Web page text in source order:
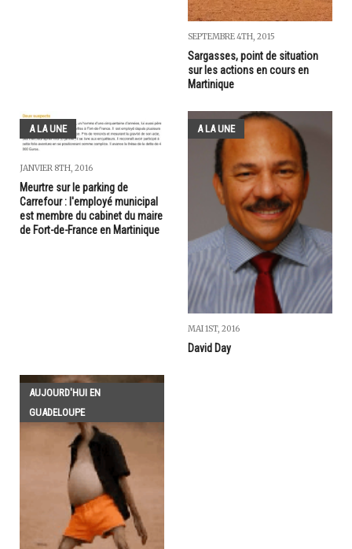
SEPTEMBRE 4TH, 2015
Sargasses, point de situation
sur les actions en cours en
Martinique
A LA UNE
JANVIER 8TH, 2016
Meurtre sur le parking de
Carrefour : l'employé municipal
est membre du cabinet du maire
de Fort-de-France en Martinique
A LA UNE
MAI 1ST, 2016
David Day
AUJOURD'HUI EN
GUADELOUPE